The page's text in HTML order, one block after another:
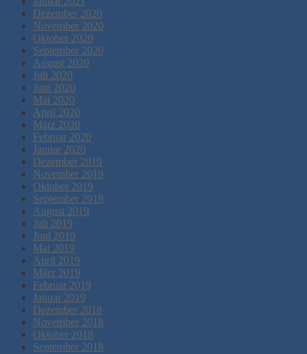
Dezember 2020
November 2020
Oktober 2020
September 2020
August 2020
Juli 2020
Juni 2020
Mai 2020
April 2020
März 2020
Februar 2020
Januar 2020
Dezember 2019
November 2019
Oktober 2019
September 2019
August 2019
Juli 2019
Juni 2019
Mai 2019
April 2019
März 2019
Februar 2019
Januar 2019
Dezember 2018
November 2018
Oktober 2018
September 2018